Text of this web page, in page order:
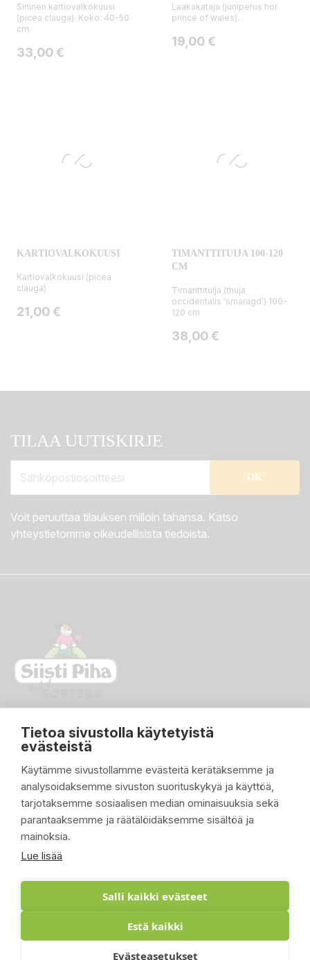
Tietoa sivustolla käytetyistä
evästeistä
Käytämme sivustollamme evästeitä kerätäksemme ja
analysoidaksemme sivuston suorituskykyä ja käyttöä,
tarjotaksemme sosiaalisen median ominaisuuksia sekä
parantaaksemme ja räätälöidäksemme sisältöä ja
mainoksia.
Lue lisää
Salli kaikki evästeet
Estä kaikki
Evästeasetukset
Sininen kartiovalkokuusi
(picea clauga). Koko: 40-50
cm.
Hinta
33,00 €
Laakakataja (juniperus hor.
prince of wales).
Hinta
19,00 €
KARTIOVALKOKUUSI
Kartiovalkokuusi (picea
clauga)
Hinta
21,00 €
TIMANTTITUIJA 100-120
CM
Timanttituija (thuja
occidentalis 'smaragd') 100-
120 cm
Hinta
38,00 €
TILAA UUTISKIRJE
Voit peruuttaa tilauksen milloin tahansa. Katso
yhteystietomme oikeudellisista tiedoista.
PIKALINKIT
TUOTTEET

© 2026 - Suomen Siisti Piha Oy - Toteutus: